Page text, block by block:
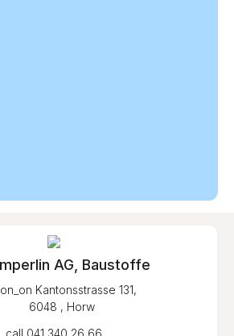
AG, Baustoffe
Kantonsstrasse 131,
6048 , Horw